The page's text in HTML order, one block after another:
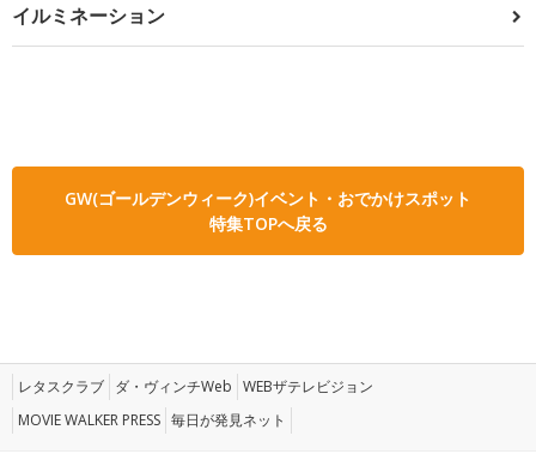
イルミネーション
GW(ゴールデンウィーク)イベント・おでかけスポット
特集TOPへ戻る
レタスクラブ ダ・ヴィンチWeb WEBザテレビジョン
MOVIE WALKER PRESS 毎日が発見ネット